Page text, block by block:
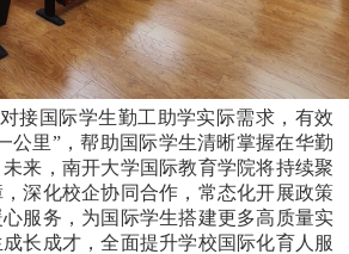
接国际学生勤工助学实际需求，有效
公里”，帮助国际学生清晰掌握在华勤
来，南开大学国际教育学院将持续聚
深化校企协同合作，常态化开展政策
服务，为国际学生搭建更多高质量实
长成才，全面提升学校国际化育人服